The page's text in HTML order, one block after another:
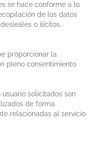
se hace conforme a lo
de los datos
o ilícitos.
proporcionar la
pleno consentimiento.
solicitados son
de forma
relacionadas al servicio